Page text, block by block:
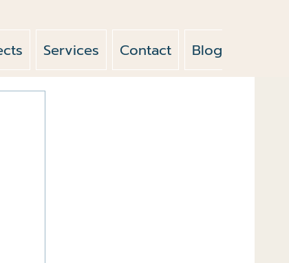
Services Contact Blog